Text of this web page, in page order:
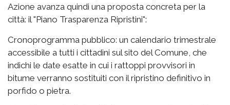
Azione avanza quindi una proposta concreta per la
città: il "Piano Trasparenza Ripristini":
Cronoprogramma pubblico: un calendario trimestrale
accessibile a tutti i cittadini sul sito del Comune, che
indichi le date esatte in cui i rattoppi provvisori in
bitume verranno sostituiti con il ripristino definitivo in
porfido o pietra.